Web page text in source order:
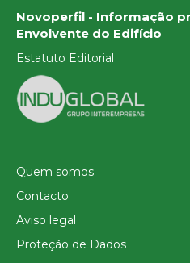
Novoperfil - Informação
Envolvente do Edifício
Estatuto Editorial
Quem somos
Contacto
Aviso legal
Proteção de Dados